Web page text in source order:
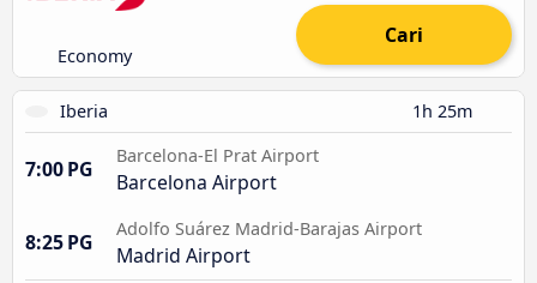
Economy
Cari
Iberia 1h 25m
7:00 PG
Barcelona-El Prat Airport
Barcelona Airport
8:25 PG
Adolfo Suárez Madrid-Barajas Airport
Madrid Airport